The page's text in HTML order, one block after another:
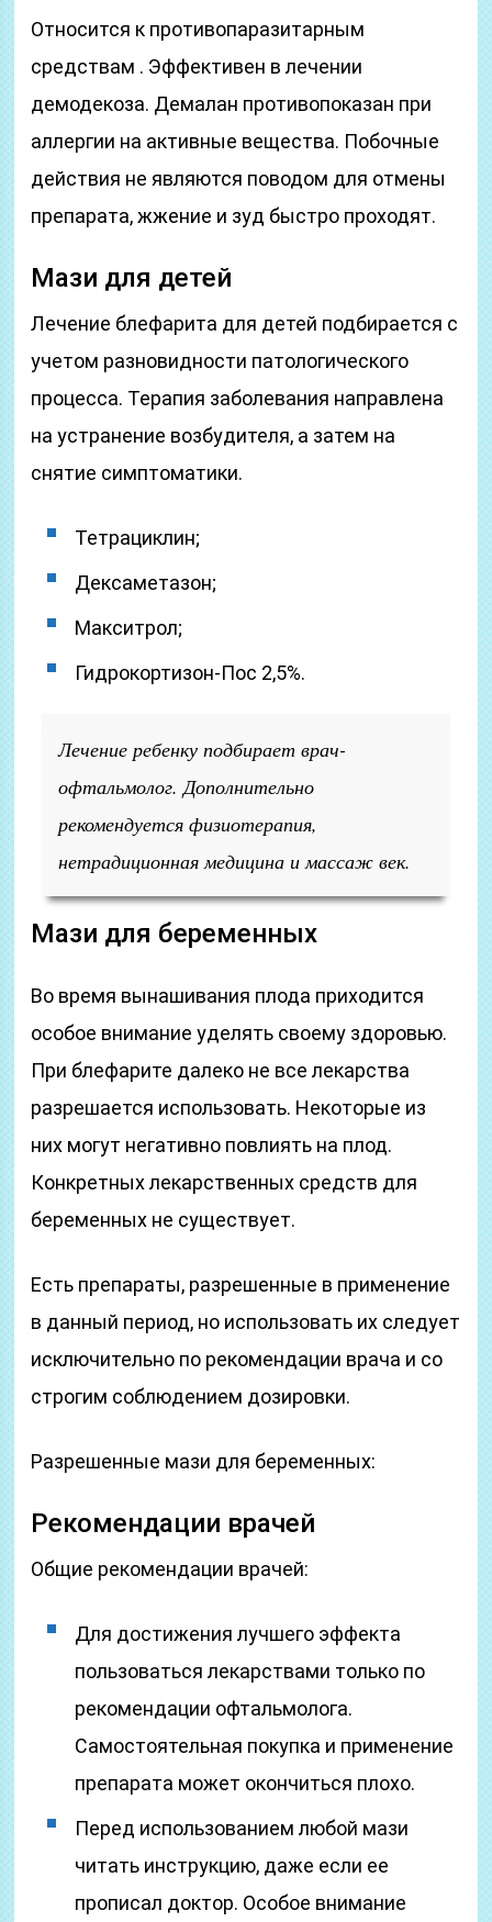
Относится к противопаразитарным
средствам . Эффективен в лечении
демодекоза. Демалан противопоказан при
аллергии на активные вещества. Побочные
действия не являются поводом для отмены
препарата, жжение и зуд быстро проходят.
Мази для детей
Лечение блефарита для детей подбирается с
учетом разновидности патологического
процесса. Терапия заболевания направлена
на устранение возбудителя, а затем на
снятие симптоматики.
Тетрациклин;
Дексаметазон;
Макситрол;
Гидрокортизон-Пос 2,5%.
Лечение ребенку подбирает врач-
офтальмолог. Дополнительно
рекомендуется физиотерапия,
нетрадиционная медицина и массаж век.
Мази для беременных
Во время вынашивания плода приходится
особое внимание уделять своему здоровью.
При блефарите далеко не все лекарства
разрешается использовать. Некоторые из
них могут негативно повлиять на плод.
Конкретных лекарственных средств для
беременных не существует.
Есть препараты, разрешенные в применение
в данный период, но использовать их следует
исключительно по рекомендации врача и со
строгим соблюдением дозировки.
Разрешенные мази для беременных:
Рекомендации врачей
Общие рекомендации врачей:
Для достижения лучшего эффекта
пользоваться лекарствами только по
рекомендации офтальмолога.
Самостоятельная покупка и применение
препарата может окончиться плохо.
Перед использованием любой мази
читать инструкцию, даже если ее
прописал доктор. Особое внимание